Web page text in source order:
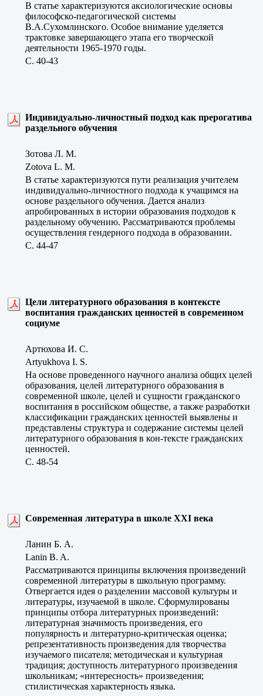
В статье характеризуются аксиологические основы
философско-педагогической системы
В.А.Сухомлинского. Особое внимание уделяется
трактовке завершающего этапа его творческой
деятельности 1965-1970 годы.
C. 40-43
Индивидуально-личностный подход как прерогатива
раздельного обучения
Зотова Л. М.
Zotova L. M.
В статье характеризуются пути реализация учителем
индивидуально-личностного подхода к учащимся на
основе раздельного обучения. Дается анализ
апробированных в истории образования подходов к
раздельному обучению. Рассматриваются проблемы
осуществления гендерного подхода в образовании.
C. 44-47
Цели литературного образования в контексте
воспитания гражданских ценностей в современном
социуме
Артюхова И. С.
Artyukhova I. S.
На основе проведенного научного анализа общих целей
образования, целей литературного образования в
современной школе, целей и сущности гражданского
воспитания в российском обществе, а также разработки
классификации гражданских ценностей выявлены и
представлены структура и содержание системы целей
литературного образования в кон-тексте гражданских
ценностей.
C. 48-54
Современная литература в школе XXI века
Ланин Б. А.
Lanin B. A.
Рассматриваются принципы включения произведений
современной литературы в школьную программу.
Отвергается идея о разделении массовой культуры и
литературы, изучаемой в школе. Сформулированы
принципы отбора литературных произведений:
литературная значимость произведения, его
популярность и литературно-критическая оценка;
репрезентативность произведения для творчества
изучаемого писателя; методическая и культурная
традиция; доступность литературного произведения
школьникам; «интересность» произведения;
стилистическая характерность языка.